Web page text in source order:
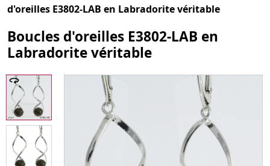
d'oreilles E3802-LAB en Labradorite véritable
Boucles d'oreilles E3802-LAB en
Labradorite véritable